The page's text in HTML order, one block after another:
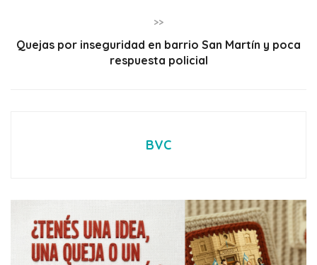
>>
Quejas por inseguridad en barrio San Martín y poca
respuesta policial
BVC